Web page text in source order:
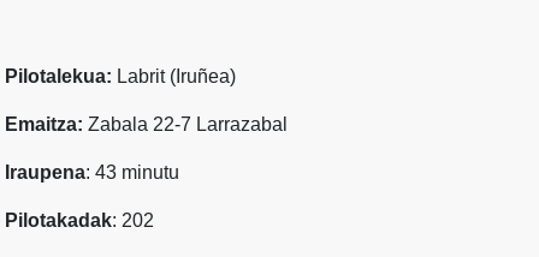
Pilotalekua: Labrit (Iruñea)
Emaitza: Zabala 22-7 Larrazabal
Iraupena: 43 minutu
Pilotakadak: 202